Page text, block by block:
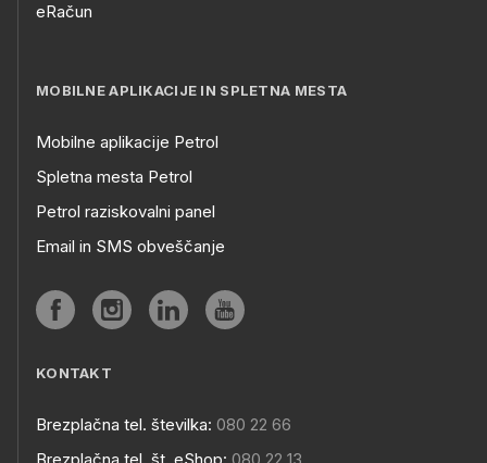
eRačun
MOBILNE APLIKACIJE IN SPLETNA MESTA
Mobilne aplikacije Petrol
Spletna mesta Petrol
Petrol raziskovalni panel
Email in SMS obveščanje
KONTAKT
Brezplačna tel. številka: 080 22 66